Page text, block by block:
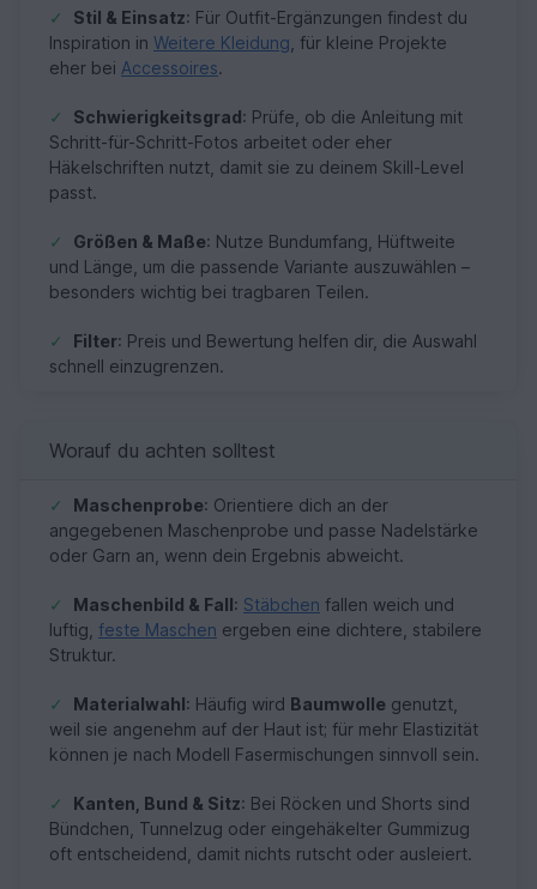
✓ Stil & Einsatz: Für Outfit-Ergänzungen findest du
Inspiration in Weitere Kleidung , für kleine Projekte
eher bei Accessoires.
✓ Schwierigkeitsgrad: Prüfe, ob die Anleitung mit
Schritt-für-Schritt-Fotos arbeitet oder eher
Häkelschriften nutzt, damit sie zu deinem Skill-Level
passt.
✓ Größen & Maße: Nutze Bundumfang, Hüftweite
und Länge, um die passende Variante auszuwählen –
besonders wichtig bei tragbaren Teilen.
✓ Filter: Preis und Bewertung helfen dir, die Auswahl
schnell einzugrenzen.
Worauf du achten solltest
✓ Maschenprobe: Orientiere dich an der
angegebenen Maschenprobe und passe Nadelstärke
oder Garn an, wenn dein Ergebnis abweicht.
✓ Maschenbild & Fall: Stäbchen fallen weich und
luftig, feste Maschen ergeben eine dichtere, stabilere
Struktur.
✓ Materialwahl: Häufig wird Baumwolle genutzt,
weil sie angenehm auf der Haut ist; für mehr Elastizität
können je nach Modell Fasermischungen sinnvoll sein.
✓ Kanten, Bund & Sitz: Bei Röcken und Shorts sind
Bündchen, Tunnelzug oder eingehäkelter Gummizug
oft entscheidend, damit nichts rutscht oder ausleiert.